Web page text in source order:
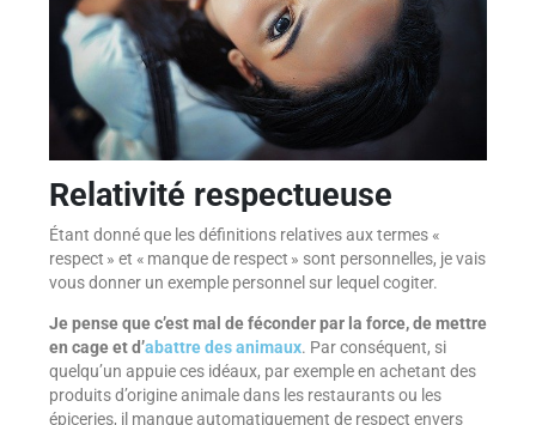
Relativité respectueuse
Étant donné que les définitions relatives aux termes «
respect » et « manque de respect » sont personnelles, je vais
vous donner un exemple personnel sur lequel cogiter.
Je pense que c’est mal de féconder par la force, de mettre
en cage et d’abattre des animaux. Par conséquent, si
quelqu’un appuie ces idéaux, par exemple en achetant des
produits d’origine animale dans les restaurants ou les
épiceries, il manque automatiquement de respect envers